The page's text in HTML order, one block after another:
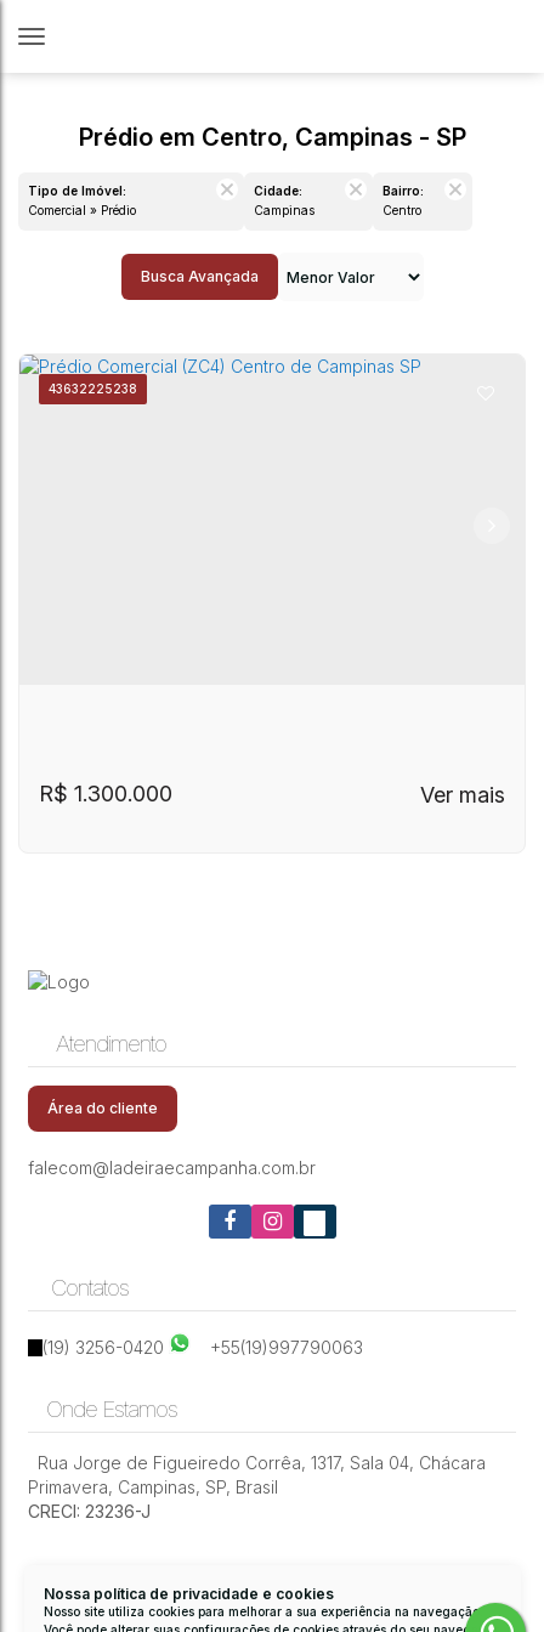
Nossa política de privacidade e cookies
Nosso site utiliza cookies para melhorar a sua experiência na navegação.
Prédio em Centro, Campinas - SP
Tipo de Imóvel:
Comercial » Prédio
Cidade:
Campinas
Bairro:
Centro
Busca Avançada
43632225238
Prédio Comercial (ZC4) Centro de Campinas
SP
R$ 1.300.000
Centro ,Campinas,São Paulo,Brasil
Atendimento
Área do cliente
falecom@ladeiraecampanha.com.br
Contatos
(19) 3256-0420 +55(19)997790063
Onde Estamos
Rua Jorge de Figueiredo Corrêa, 1317, Sala 04, Chácara
Primavera, Campinas, SP, Brasil
CRECI: 23236-J